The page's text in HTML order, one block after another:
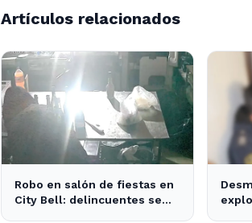
Artículos relacionados
Robo en salón de fiestas en
City Bell: delincuentes se